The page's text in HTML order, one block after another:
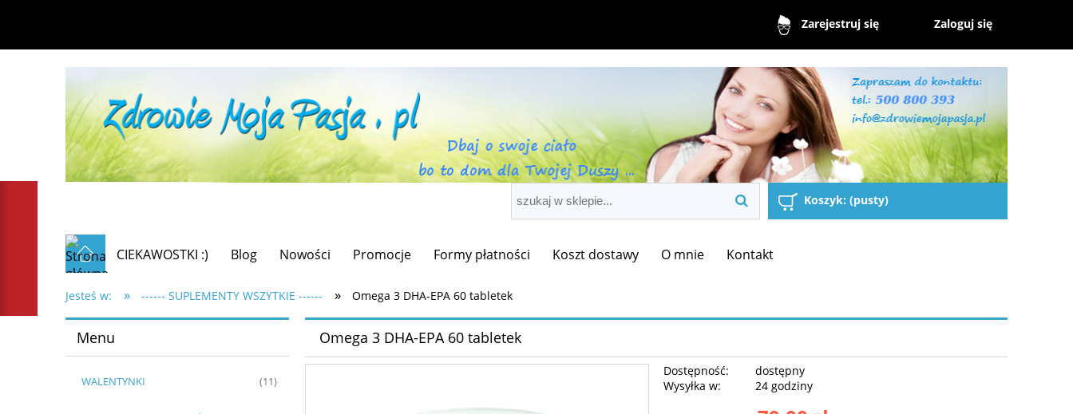
Zarejestruj się Zaloguj się
Koszyk: (pusty)
CIEKAWOSTKI :) Blog Nowości Promocje Formy płatności Koszt dostawy O mnie Kontakt
Jesteś w: » ------ SUPLEMENTY WSZYTKIE ------ » Omega 3 DHA-EPA 60 tabletek
Menu
WALENTYNKI (11)
Omega 3 DHA-EPA 60 tabletek
Dostępność:
dostępny
Wysyłka w:
24 godziny